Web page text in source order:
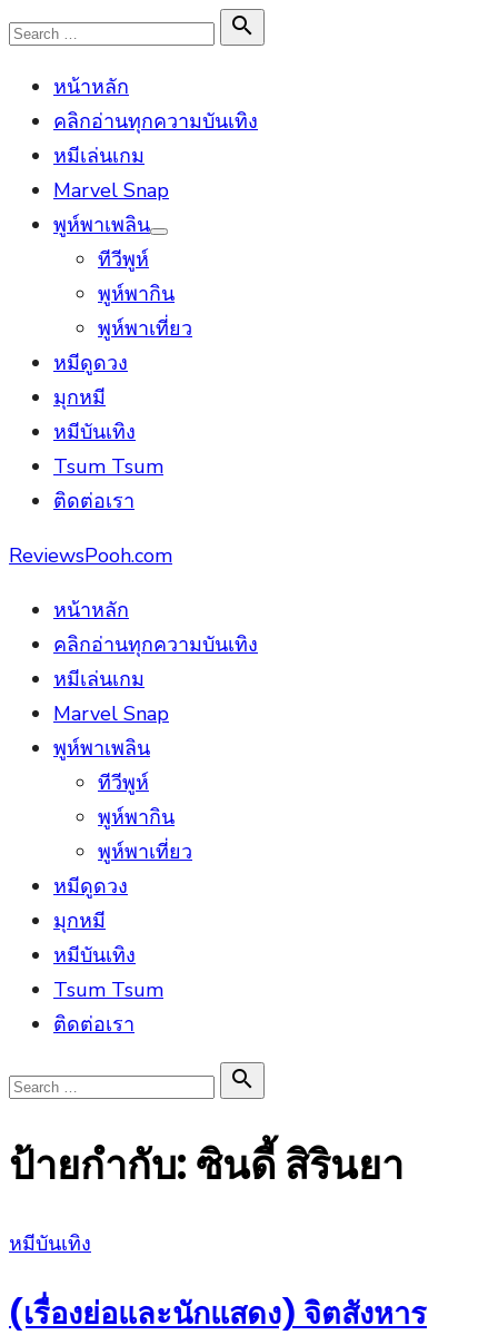
Skip
content
Search

Search
หน้าหลัก
คลิกอ่านทุกความบันเทิง
หมีเล่นเกม
Marvel Snap
พูห์พาเพลิน
Show
ทีวีพูห์
พูห์พากิน
พูห์พาเที่ยว
หมีดูดวง
มุกหมี
หมีบันเทิง
Tsum Tsum
ติดต่อเรา
ReviewsPooh.com
หน้าหลัก
คลิกอ่านทุกความบันเทิง
หมีเล่นเกม
Marvel Snap
พูห์พาเพลิน
ทีวีพูห์
พูห์พากิน
พูห์พาเที่ยว
หมีดูดวง
มุกหมี
หมีบันเทิง
Tsum Tsum
ติดต่อเรา
Search

Search
ป้ายกำกับ:ซินดี้ สิรินยา
Posted
หมีบันเทิง
(เรื่องย่อและนักแสดง) จิตสังหาร